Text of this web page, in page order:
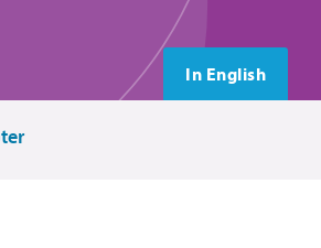
In English